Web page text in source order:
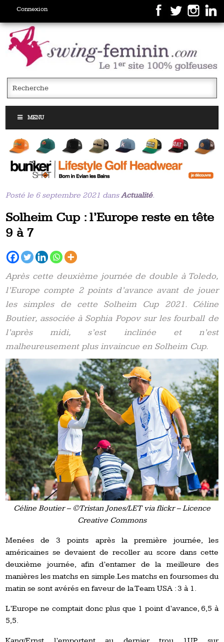
Connexion
MENU
Posté le 6 septembre 2021 dansActualité.
Solheim Cup : l’Europe reste en tête
9 à 7
Après cette deuxième journée de double à Toledo,
l’Europe compte 2 points d’avance avant de jouer
les simples de cette Solheim Cup 2021. Céline
Boutier, associée à Sophia Popov sur les fourball de
l’après midi, s’est inclinée et n’est
malheureusement plus invaincue en Solheim Cup.
Céline Boutier – ©Tristan Jones/LET via flickr – Licence
Creative Commons
Menées de 3 points après la première journée, les
américaines se devaient de recoller au score dans cette
deuxième journée, afin d’entamer de la meilleure des
manières les matchs en simple.Les matchs en foursomes du
matin se sont avérés en faveur de la Team USA : 3 à 1.
L’Europe ne comptait donc plus que 1 point d’avance, 6,5 à
5,5.